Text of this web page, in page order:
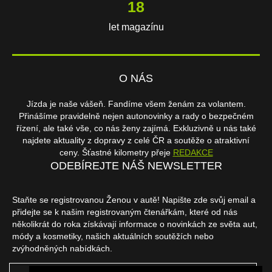
18
let magazínu
O NÁS
Jízda je naše vášeň. Fandíme všem ženám za volantem.
Přinášíme pravidelně nejen autonovinky a rady o bezpečném
řízení, ale také vše, co nás ženy zajímá. Exkluzivně u nás také
najdete aktuality z dopravy z celé ČR a soutěže o atraktivní
ceny. Šťastné kilometry přeje REDAKCE
ODEBÍREJTE NÁŠ NEWSLETTER
Staňte se registrovanou Ženou v autě! Napište zde svůj email a
přidejte se k našim registrovaným čtenářkám, které od nás
několikrát do roka získávají informace o novinkách ze světa aut,
módy a kosmetiky, našich aktuálních soutěžích nebo
zvýhodněných nabídkách.